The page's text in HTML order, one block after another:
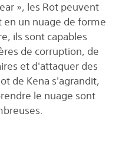
», les Rot peuvent
un nuage de forme
ils sont capables
de corruption, de
et d'attaquer des
de Kena s'agrandit,
le nuage sont